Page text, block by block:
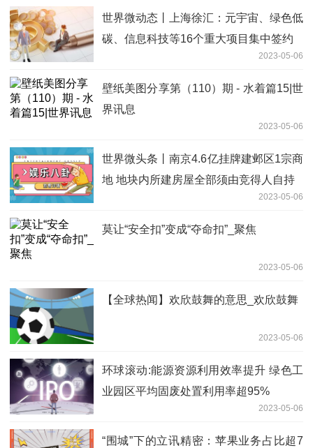
世界微动态丨上海徐汇：元宇宙、绿色低
碳、信息科技等16个重大项目集中签约
2023-05-06
壁纸美图分享第（110）期 - 水着篇15|世
界讯息
2023-05-06
世界微头条丨南京4.6亿挂牌建邺区1宗商
地 地块内所建房屋全部须由竞得人自持
2023-05-06
莫让“安全扣”变成“夺命扣”_聚焦
2023-05-06
【全球热闻】欢欣鼓舞的意思_欢欣鼓舞
2023-05-06
环球滚动:能源资源利用效率提升 绿色工
业园区平均固废处置利用率超95%
2023-05-06
“围城”下的立讯精密：苹果业务占比超7